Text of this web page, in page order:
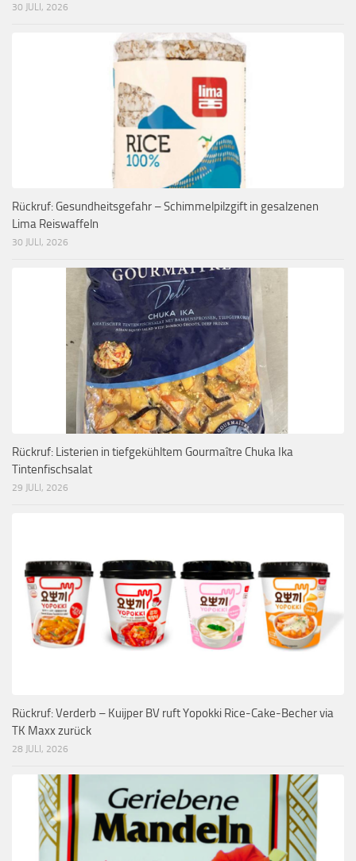
30 JULI, 2026
Rückruf: Gesundheitsgefahr – Schimmelpilzgift in gesalzenen
Lima Reiswaffeln
30 JULI, 2026
Rückruf: Listerien in tiefgekühltem Gourmaître Chuka Ika
Tintenfischsalat
29 JULI, 2026
Rückruf: Verderb – Kuijper BV ruft Yopokki Rice-Cake-Becher via
TK Maxx zurück
28 JULI, 2026